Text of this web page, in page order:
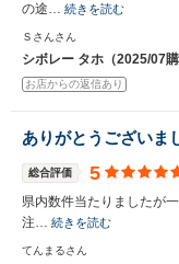
の途… 続きを読む
Ｓさんさん
シボレー タホ（2025/07購
お店からの返信あり
ありがとうございま
総合評価 5
県内数件当たりましたが
注… 続きを読む
てんまるさん